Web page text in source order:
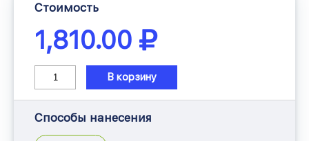
Стоимость
1,810.00
В корзину
Способы нанесения